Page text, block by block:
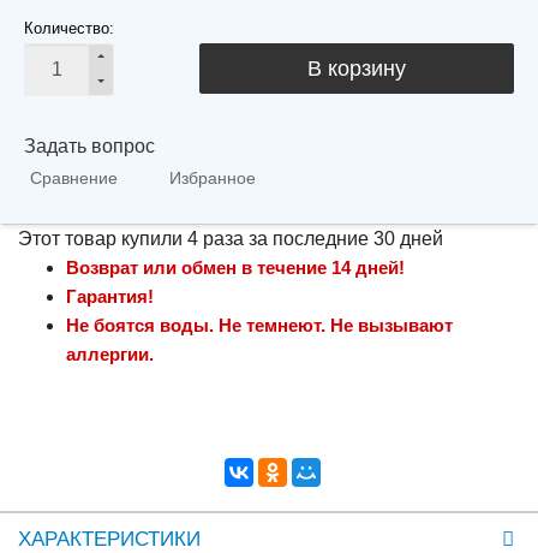
Количество:
В корзину
Задать вопрос
Сравнение Избранное
Этот товар купили 4 раза за последние 30 дней
Возврат или обмен в течение 14 дней!
Гарантия!
Не боятся воды. Не темнеют. Не вызывают
аллергии.
ХАРАКТЕРИСТИКИ